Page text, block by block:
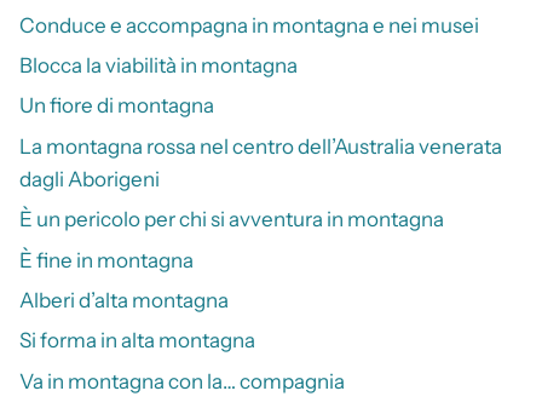
Conduce e accompagna in montagna e nei musei
Blocca la viabilità in montagna
Un fiore di montagna
La montagna rossa nel centro dell’Australia venerata
dagli Aborigeni
È un pericolo per chi si avventura in montagna
È fine in montagna
Alberi d’alta montagna
Si forma in alta montagna
Va in montagna con la… compagnia